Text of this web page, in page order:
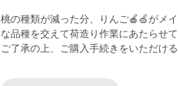
桃の種類が減った分、りんご🍎🍏がメ
な品種を交えて荷造り作業にあたらせて
ご了承の上、ご購入手続きをいただ